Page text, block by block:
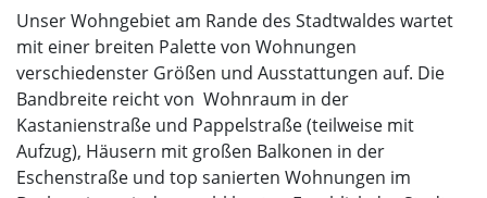
Unser Wohngebiet am Rande des Stadtwaldes wartet
mit einer breiten Palette von Wohnungen
verschiedenster Größen und Ausstattungen auf. Die
Bandbreite reicht von Wohnraum in der
Kastanienstraße und Pappelstraße (teilweise mit
Aufzug), Häusern mit großen Balkonen in der
Eschenstraße und top sanierten Wohnungen im